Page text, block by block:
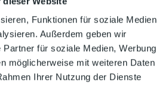
Funktionen für soziale Medien
Außerdem geben wir
für soziale Medien, Werbung
möglicherweise mit weiteren Daten
Ihrer Nutzung der Dienste